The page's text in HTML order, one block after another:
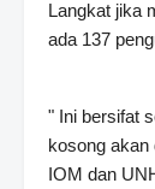
Langkat jika
ada 137
" Ini bersifat
kosong
IOM dan